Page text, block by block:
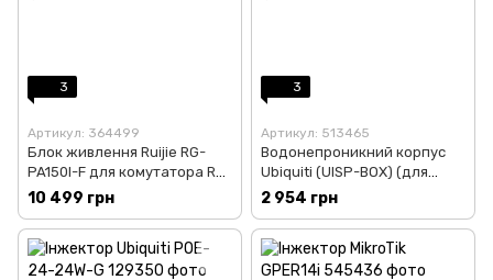
3
Артикул: 364499
Блок живлення Ruijie RG-
PA150I-F для комутатора RG-
S6120-20XS4VS2QXS (Hot
Swap, 150W)
10 499 грн
3
Артикул: 513465
Водонепроникний корпус
Ubiquiti (UISP-BOX) (для
маршрутизаторів та
комутаторів UISP)
2 954 грн